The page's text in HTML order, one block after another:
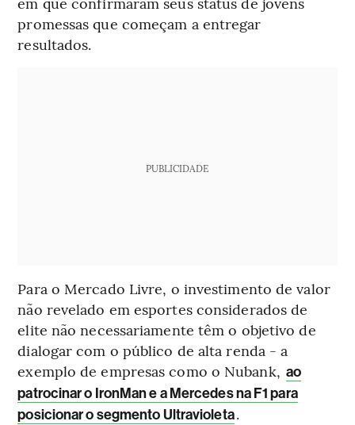
promessas que começam a entregar
resultados.
PUBLICIDADE
Para o Mercado Livre, o investimento de valor
não revelado em esportes considerados de
elite não necessariamente têm o objetivo de
dialogar com o público de alta renda - a
exemplo de empresas como o Nubank, ao
patrocinar o IronMan e a Mercedes na F1 para
posicionar o segmento Ultravioleta.